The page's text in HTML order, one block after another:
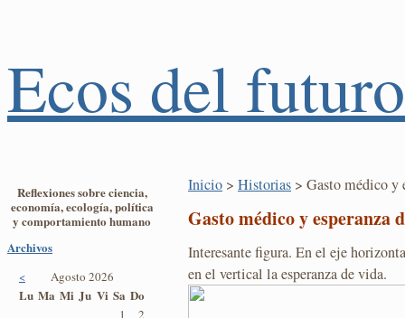
Ecos del futuro
Reflexiones sobre ciencia,
economía, ecología, política
y comportamiento humano
Archivos
< Agosto 2026
Lu Ma Mi Ju Vi Sa Do
Inicio > Historias > Gasto médico y
Gasto médico y esperanza
Interesante figura. En el eje
en el vertical la esperanza de vida.